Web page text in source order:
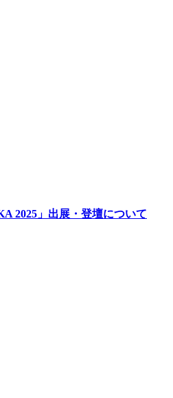
2025」出展・登壇について